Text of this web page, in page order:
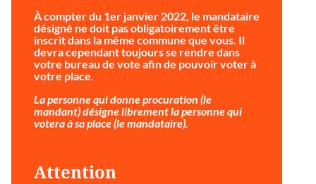
À compter du 1er janvier 2022, le mandataire
désigné ne doit pas obligatoirement être
inscrit dans la même commune que vous. Il
devra cependant toujours se rendre dans
votre bureau de vote afin de pouvoir voter à
votre place.
La personne qui donne procuration (le
mandant) désigne librement la personne qui
votera à sa place (le mandataire).
Attention